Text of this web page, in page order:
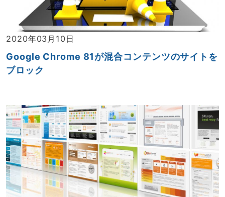
2020年03月10日
Google Chrome 81が混合コンテンツのサイトを
ブロック